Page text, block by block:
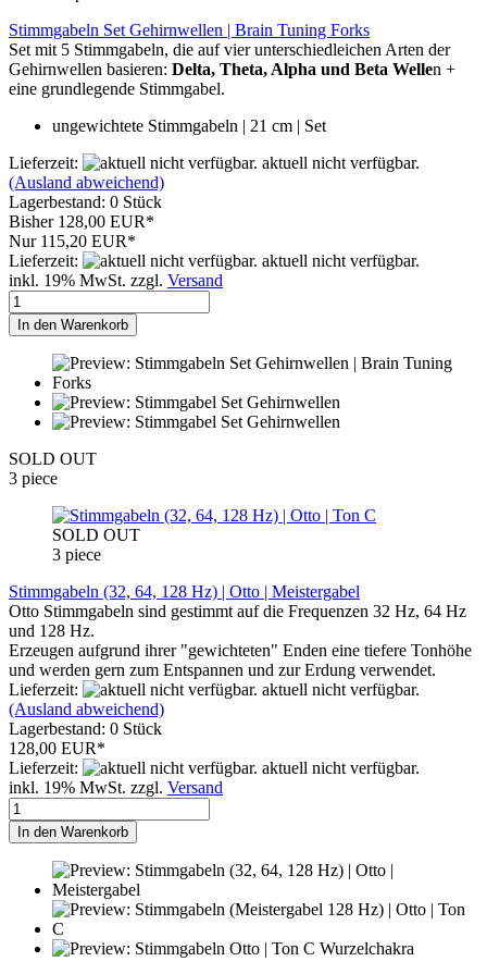
Stimmgabeln Set Gehirnwellen | Brain Tuning Forks
Set mit 5 Stimmgabeln, die auf vier unterschiedleichen Arten der
Gehirnwellen basieren: Delta, Theta, Alpha und Beta Wellen +
eine grundlegende Stimmgabel.
ungewichtete Stimmgabeln | 21 cm | Set
Lieferzeit:
aktuell nicht verfügbar.
(Ausland abweichend)
Lagerbestand: 0 Stück
Bisher 128,00 EUR*
Nur 115,20 EUR*
Lieferzeit:
aktuell nicht verfügbar.
inkl. 19% MwSt. zzgl. Versand
In den Warenkorb
SOLD OUT
3 piece
SOLD OUT
3 piece
Stimmgabeln (32, 64, 128 Hz) | Otto | Meistergabel
Otto Stimmgabeln sind gestimmt auf die Frequenzen 32 Hz, 64 Hz
und 128 Hz.
Erzeugen aufgrund ihrer "gewichteten" Enden eine tiefere Tonhöhe
und werden gern zum Entspannen und zur Erdung verwendet.
Lieferzeit:
aktuell nicht verfügbar.
(Ausland abweichend)
Lagerbestand: 0 Stück
128,00 EUR*
Lieferzeit:
aktuell nicht verfügbar.
inkl. 19% MwSt. zzgl. Versand
In den Warenkorb